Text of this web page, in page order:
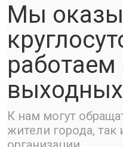
Мы
работаем
К нам могут
жители города,